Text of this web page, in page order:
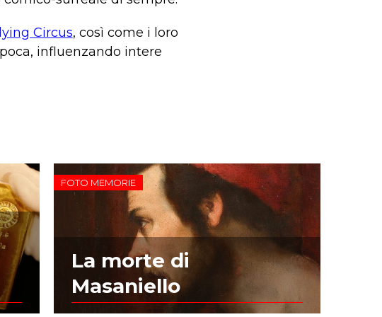
Circus, così come i loro
influenzando intere
FOTO MEMORIE
La morte di
Masaniello